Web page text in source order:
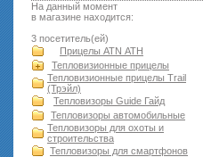
На данный момент
в магазине находится:
3 посетитель(ей)
Прицелы ATN АТН
Тепловизионные прицелы
Тепловизионные прицелы Trail
(Трэйл)
Тепловизоры Guide Гайд
Тепловизоры автомобильные
Тепловизоры для охоты и
строительства
Тепловизоры для смартфонов